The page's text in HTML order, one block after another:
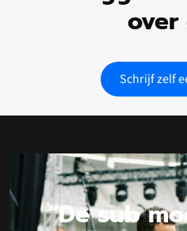
over
Schrijf zelf
“De sub